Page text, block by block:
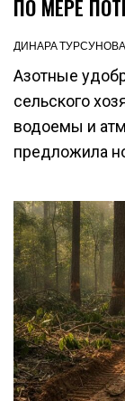
ПО МЕРЕ
ДИНАРА ТУРСУНОВА
Азотные
сельского
водоемы и
предложила